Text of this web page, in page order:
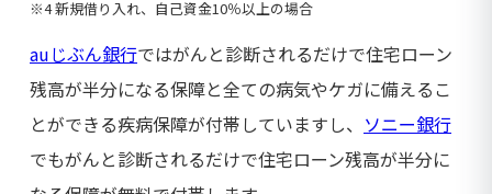
※4 新規借り入れ、自己資金10％以上の場合
auじぶん銀行ではがんと診断されるだけで住宅ローン
残高が半分になる保障と全ての病気やケガに備えるこ
とができる疾病保障が付帯していますし、 ソニー銀行
でもがんと診断されるだけで住宅ローン残高が半分に